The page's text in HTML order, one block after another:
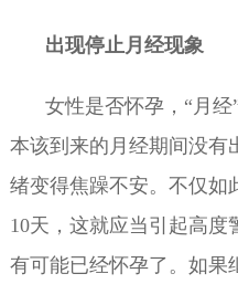
出现停止月经现象
女性是否怀孕，“月
本该到来的月经期间没有
绪变得焦躁不安。不仅如
10天，这就应当引起高
有可能已经怀孕了。如果